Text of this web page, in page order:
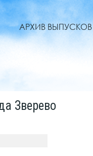
АРХИВ ВЫПУСКОВ
Зверево